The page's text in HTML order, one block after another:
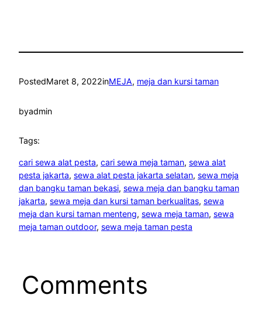
PostedMaret 8, 2022inMEJA, meja dan kursi taman
byadmin
Tags:
cari sewa alat pesta, cari sewa meja taman, sewa alat
pesta jakarta, sewa alat pesta jakarta selatan, sewa meja
dan bangku taman bekasi, sewa meja dan bangku taman
jakarta, sewa meja dan kursi taman berkualitas, sewa
meja dan kursi taman menteng, sewa meja taman, sewa
meja taman outdoor, sewa meja taman pesta
Comments